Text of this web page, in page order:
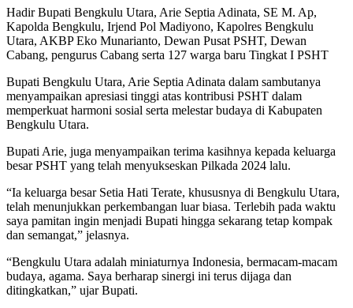
Hadir Bupati Bengkulu Utara, Arie Septia Adinata, SE M. Ap,
Kapolda Bengkulu, Irjend Pol Madiyono, Kapolres Bengkulu
Utara, AKBP Eko Munarianto, Dewan Pusat PSHT, Dewan
Cabang, pengurus Cabang serta 127 warga baru Tingkat I PSHT
Bupati Bengkulu Utara, Arie Septia Adinata dalam sambutanya
menyampaikan apresiasi tinggi atas kontribusi PSHT dalam
memperkuat harmoni sosial serta melestar budaya di Kabupaten
Bengkulu Utara.
Bupati Arie, juga menyampaikan terima kasihnya kepada keluarga
besar PSHT yang telah menyukseskan Pilkada 2024 lalu.
“Ia keluarga besar Setia Hati Terate, khususnya di Bengkulu Utara,
telah menunjukkan perkembangan luar biasa. Terlebih pada waktu
saya pamitan ingin menjadi Bupati hingga sekarang tetap kompak
dan semangat,” jelasnya.
“Bengkulu Utara adalah miniaturnya Indonesia, bermacam-macam
budaya, agama. Saya berharap sinergi ini terus dijaga dan
ditingkatkan,” ujar Bupati.